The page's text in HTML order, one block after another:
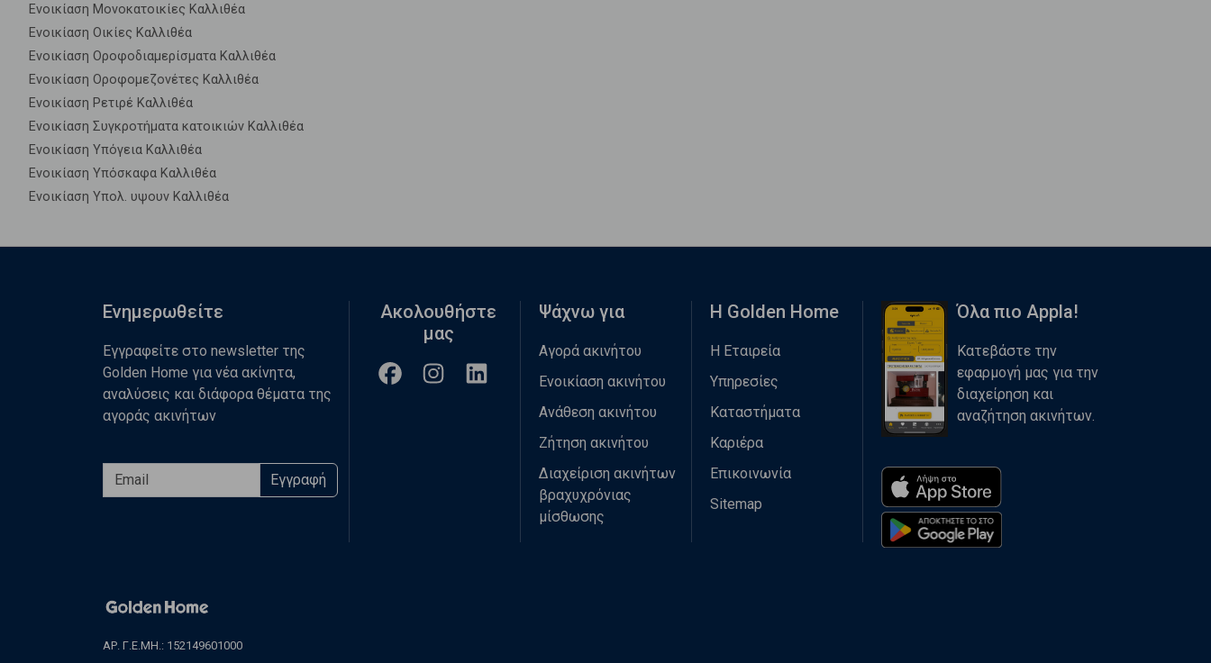
Ενοικίαση Μονοκατοικίες Καλλιθέα
Ενοικίαση Οικίες Καλλιθέα
Ενοικίαση Οροφοδιαμερίσματα Καλλιθέα
Ενοικίαση Οροφομεζονέτες Καλλιθέα
Ενοικίαση Ρετιρέ Καλλιθέα
Ενοικίαση Συγκροτήματα κατοικιών Καλλιθέα
Ενοικίαση Υπόγεια Καλλιθέα
Ενοικίαση Υπόσκαφα Καλλιθέα
Ενοικίαση Υπολ. υψουν Καλλιθέα
Ενημερωθείτε
Εγγραφείτε στο newsletter της
Golden Home για νέα ακίνητα,
αναλύσεις και διάφορα θέματα της
αγοράς ακινήτων
Εγγραφή
Ακολουθήστε
μας
Ψάχνω για
Αγορά ακινήτου
Ενοικίαση ακινήτου
Ανάθεση ακινήτου
Ζήτηση ακινήτου
Διαχείριση ακινήτων
βραχυχρόνιας
μίσθωσης
Η Golden Home
Η Εταιρεία
Υπηρεσίες
Καταστήματα
Καριέρα
Επικοινωνία
Sitemap
Όλα πιο Appla!
Κατεβάστε την
εφαρμογή μας για την
διαχείρηση και
αναζήτηση ακινήτων.
ΑΡ. Γ.Ε.ΜΗ.: 152149601000